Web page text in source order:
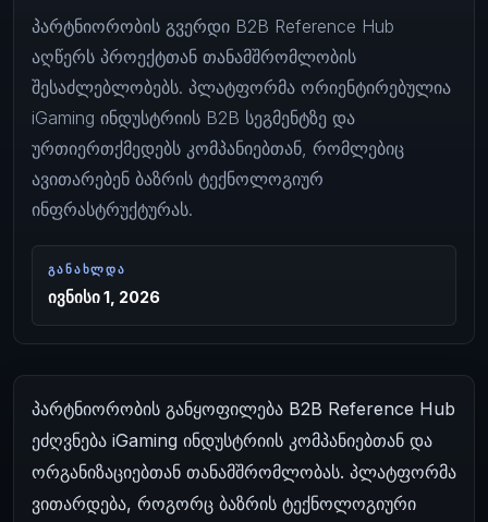
პარტნიორობის გვერდი B2B Reference Hub
აღწერს პროექტთან თანამშრომლობის
შესაძლებლობებს. პლატფორმა ორიენტირებულია
iGaming ინდუსტრიის B2B სეგმენტზე და
ურთიერთქმედებს კომპანიებთან, რომლებიც
ავითარებენ ბაზრის ტექნოლოგიურ
ინფრასტრუქტურას.
ᲒᲐᲜᲐᲮᲚᲓᲐ
ივნისი 1, 2026
პარტნიორობის განყოფილება B2B Reference Hub
ეძღვნება iGaming ინდუსტრიის კომპანიებთან და
ორგანიზაციებთან თანამშრომლობას. პლატფორმა
ვითარდება, როგორც ბაზრის ტექნოლოგიური